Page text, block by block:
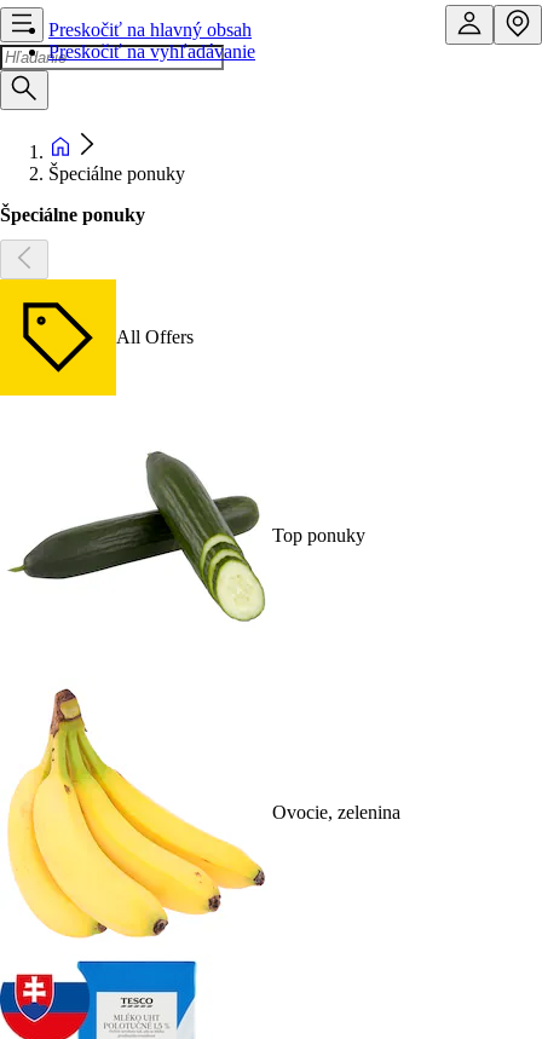
Preskočiť na hlavný obsah
Preskočiť na vyhľadávanie
Špeciálne ponuky
Špeciálne ponuky
All Offers
Top ponuky
Ovocie, zelenina